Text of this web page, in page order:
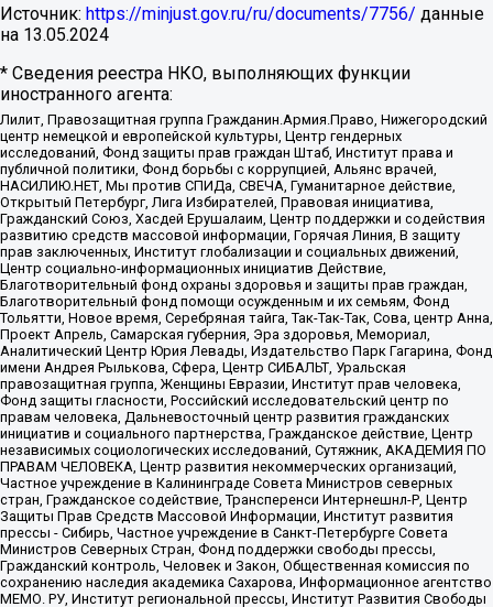
Источник: https://minjust.gov.ru/ru/documents/7756/ данные
на 13.05.2024
* Сведения реестра НКО, выполняющих функции
иностранного агента:
Лилит, Правозащитная группа Гражданин.Армия.Право, Нижегородский
центр немецкой и европейской культуры, Центр гендерных
исследований, Фонд защиты прав граждан Штаб, Институт права и
публичной политики, Фонд борьбы с коррупцией, Альянс врачей,
НАСИЛИЮ.НЕТ, Мы против СПИДа, СВЕЧА, Гуманитарное действие,
Открытый Петербург, Лига Избирателей, Правовая инициатива,
Гражданский Союз, Хасдей Ерушалаим, Центр поддержки и содействия
развитию средств массовой информации, Горячая Линия, В защиту
прав заключенных, Институт глобализации и социальных движений,
Центр социально-информационных инициатив Действие,
Благотворительный фонд охраны здоровья и защиты прав граждан,
Благотворительный фонд помощи осужденным и их семьям, Фонд
Тольятти, Новое время, Серебряная тайга, Так-Так-Так, Сова, центр Анна,
Проект Апрель, Самарская губерния, Эра здоровья, Мемориал,
Аналитический Центр Юрия Левады, Издательство Парк Гагарина, Фонд
имени Андрея Рылькова, Сфера, Центр СИБАЛЬТ, Уральская
правозащитная группа, Женщины Евразии, Институт прав человека,
Фонд защиты гласности, Российский исследовательский центр по
правам человека, Дальневосточный центр развития гражданских
инициатив и социального партнерства, Гражданское действие, Центр
независимых социологических исследований, Сутяжник, АКАДЕМИЯ ПО
ПРАВАМ ЧЕЛОВЕКА, Центр развития некоммерческих организаций,
Частное учреждение в Калининграде Совета Министров северных
стран, Гражданское содействие, Трансперенси Интернешнл-Р, Центр
Защиты Прав Средств Массовой Информации, Институт развития
прессы - Сибирь, Частное учреждение в Санкт-Петербурге Совета
Министров Северных Стран, Фонд поддержки свободы прессы,
Гражданский контроль, Человек и Закон, Общественная комиссия по
сохранению наследия академика Сахарова, Информационное агентство
МЕМО. РУ, Институт региональной прессы, Институт Развития Свободы